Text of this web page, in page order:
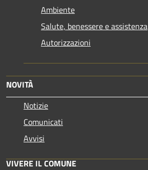
Ambiente
Salute, benessere e assistenza
Autorizzazioni
NOVITÀ
Notizie
Comunicati
Avvisi
VIVERE IL COMUNE